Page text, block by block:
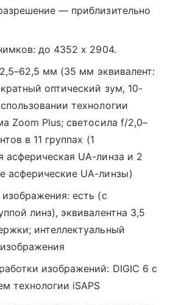
— приблизительно
до 4352 x 2904.
мм (35 мм эквивалент:
оптический зум, 10-
технологии
Zoom Plus; светосила f/2,0–
в 11 группах (1
асферическая UA-линза и 2
асферические UA-линзы)
есть (с
линз), эквивалентна 3,5
интеллектуальный
изображений: DIGIC 6 с
технологии iSAPS